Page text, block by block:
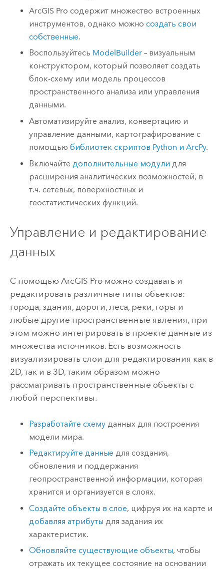
ArcGIS Pro содержит множество встроенных
инструментов, однако можносоздать свои
собственные.
Воспользуйтесь ModelBuilder – визуальным
конструктором, который позволяет создать
блок-схему или модель процессов
пространственного анализа или управления
данными.
Автоматизируйте анализ, конвертацию и
управление данными, картографирование с
помощьюбиблиотек скриптов Python и ArcPy.
Включайте дополнительные модули для
расширения аналитических возможностей, в
т.ч. сетевых, поверхностных и
геостатистических функций.
Управление и редактирование
данных
С помощью ArcGIS Proможно создавать и
редактировать различные типы объектов:
города, здания, дороги, леса, реки, горы и
любые другие пространственные явления, при
этом можно интегрировать в проекте данные из
множества источников. Есть возможность
визуализировать слои для редактирования как в
2D, так и в 3D, таким образом можно
рассматривать пространственные объекты с
любой перспективы.
Разработайте схему данных для построения
модели мира.
Редактируйте данные для создания,
обновления и поддержания
геопространственной информации, которая
хранится и организуется в слоях.
Создайте объекты в слое, цифруя их на карте и
добавляя атрибуты для задания их
характеристик.
Обновляйте существующие объекты, чтобы
отражать их текущее состояние на основании